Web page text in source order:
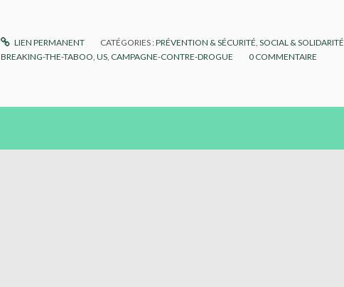
LIEN PERMANENT CATÉGORIES :PRÉVENTION & SÉCURITÉ ,SOCIAL & SOLIDARITÉ
BREAKING-THE-TABOO US CAMPAGNE-CONTRE-DROGUE 0 COMMENTAIRE